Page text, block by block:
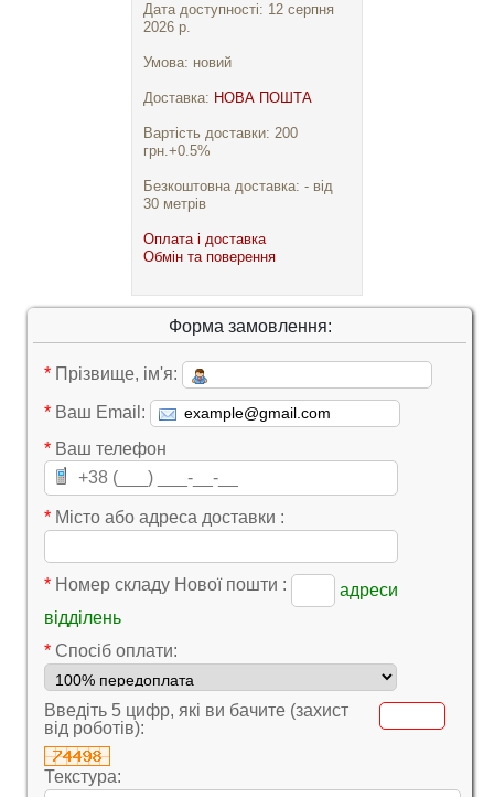
Дата доступності: 12 серпня
2026 р.
Умова: новий
Доставка: НОВА ПОШТА
Вартість доставки: 200
грн.+0.5%
Безкоштовна доставка: - від
30 метрів
Оплата і доставка
Обмін та поверення
Форма замовлення:
* Прізвище, ім'я:
* Ваш Email:
* Ваш телефон
* Місто або адреса доставки :
* Номер складу Нової пошти :
адреси
відділень
* Cпосіб оплати:
Введіть 5 цифр, які ви бачите (захист
від роботів):
Текстура: